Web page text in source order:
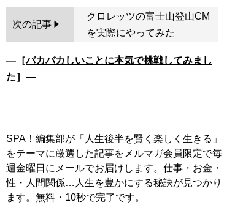
次の記事
クロレッツの富士山登山CM
を実際にやってみた
―［バカバカしいことに本気で挑戦してみまし
た］―
SPA！編集部が「人生後半を賢く楽しく生きる」
をテーマに厳選した記事をメルマガ会員限定で毎
週金曜日にメールでお届けします。仕事・お金・
性・人間関係…人生を豊かにする秘訣が見つかり
ます。無料・10秒で完了です。